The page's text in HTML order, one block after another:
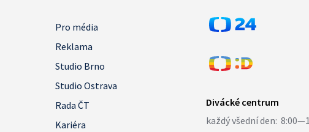
Pro média
Reklama
Studio Brno
Studio Ostrava
Rada ČT
Kariéra